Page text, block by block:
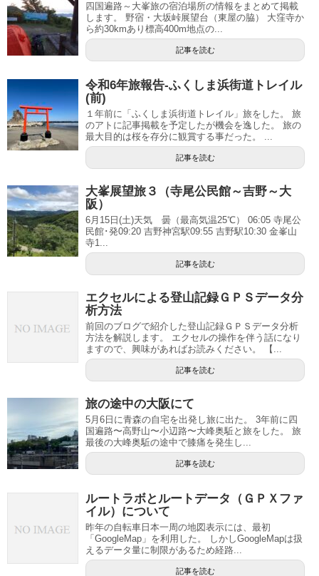
四国遍路～大峯旅の宿泊場所の情報をまとめて掲載
します。 野宿・大坂峠展望台（東屋の脇） 大窪寺か
ら約30kmあり標高400m地点の...
記事を読む
令和6年旅報告-ふくしま浜街道トレイル
(前)
１年前に「ふくしま浜街道トレイル」旅をした。 旅
のアトに記事掲載を予定したが機会を逸した。 旅の
最大目的は桜を存分に観賞する事だった。 ...
記事を読む
大峯展望旅３（寺尾公民館～吉野～大
阪）
6月15日(土)天気 曇（最高気温25℃） 06:05 寺尾公
民館･発09:20 吉野神宮駅09:55 吉野駅10:30 金峯山
寺1...
記事を読む
エクセルによる登山記録ＧＰＳデータ分
析方法
前回のブログで紹介した登山記録ＧＰＳデータ分析
方法を解説します。 エクセルの操作を伴う話になり
ますので、興味があればお読みください。 【...
記事を読む
旅の途中の大阪にて
5月6日に青森の自宅を出発し旅に出た。 3年前に四
国遍路〜高野山〜小辺路〜大峰奥駈と旅をした。 旅
最後の大峰奥駈の途中で膝痛を発生し...
記事を読む
ルートラボとルートデータ（ＧＰＸファ
イル）について
昨年の自転車日本一周の地図表示には、最初
「GoogleMap」を利用した。 しかしGoogleMapは扱
えるデータ量に制限があるため経路...
記事を読む